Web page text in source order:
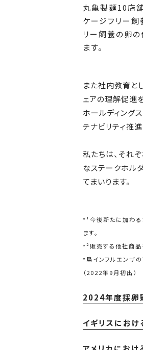
丸亀製麺10店
ケージフリー
リー飼養の卵
ます。
また社内教育と
ェアの理解促進
ホールディング
テナビリティ推
私たちは、それ
なステークホル
てまいります。
*¹今後新たに加わる
ます。
*²販売する他社商品
*鳥インフルエンザ
（2022年9月初出）
2024年度採卵
イギリスにお